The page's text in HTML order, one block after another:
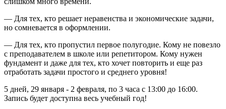
— Для тех, кто решает неравенства и экономические задачи,
но сомневается в оформлении.
— Для тех, кто пропустил первое полугодие. Кому не повезло
с преподавателем в школе или репетитором. Кому нужен
фундамент и даже для тех, кто хочет повторить и еще раз
отработать задачи простого и среднего уровня!
5 дней, 29 января - 2 февраля, по 3 часа с 13:00 до 16:00.
Запись будет доступна весь учебный год!